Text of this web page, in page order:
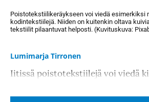
Poistotekstiilikeräykseen voi viedä esimerkiksi
kodintekstiilejä. Niiden on kuitenkin oltava
tekstiilit pilaantuvat helposti. (Kuvituskuva:
Lumimarja Tirronen
Iitissä poistotekstiilejä voi viedä